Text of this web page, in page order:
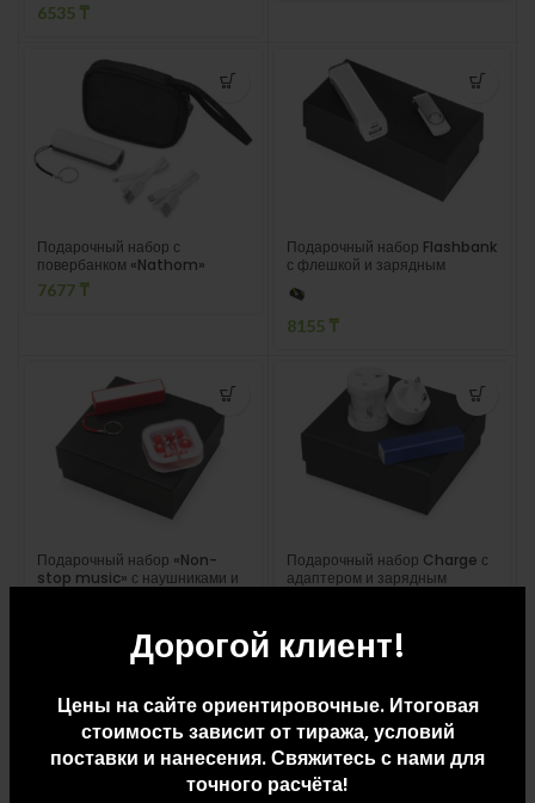
Дорогой клиент!
Цены на сайте ориентировочные. Итоговая
стоимость зависит от тиража, условий
поставки и нанесения. Свяжитесь с нами для
точного расчёта!
6535 ₸
Подарочный набор с
повербанком «Nathom»
7677 ₸
Подарочный набор Flashbank
с флешкой и зарядным
8155 ₸
Подарочный набор «Non-
stop music» с наушниками и
Подарочный набор Charge с
адаптером и зарядным